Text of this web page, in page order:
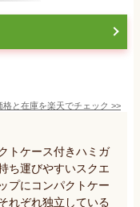
格と在庫を楽天でチェック >>
トケース付きハミガ
ち運びやすいスクエ
プにコンパクトケー
れぞれ独立している